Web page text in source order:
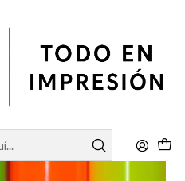
NEONES, PASTELES Y